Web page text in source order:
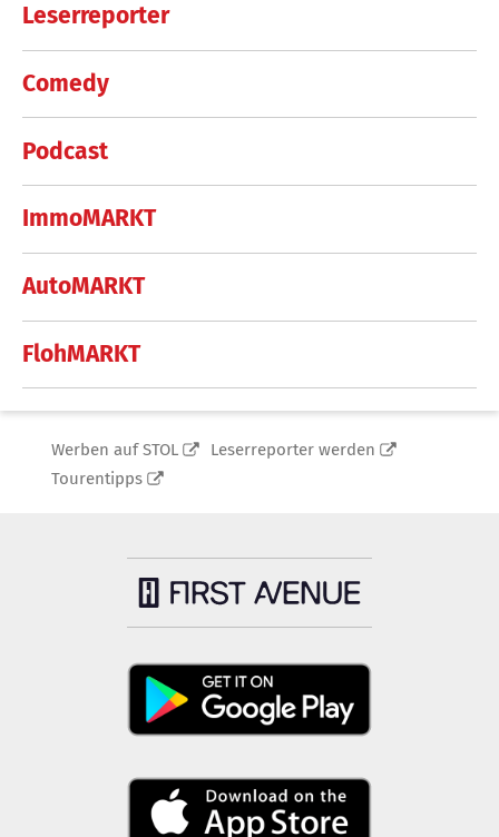
Leserreporter
Comedy
Podcast
ImmoMARKT
AutoMARKT
FlohMARKT
Werben auf STOL
Leserreporter werden
Tourentipps